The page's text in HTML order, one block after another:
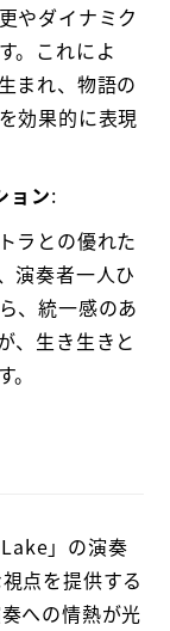
やダイナミク
。これによ
まれ、物語の
効果的に表現
ョン:
ラとの優れた
演奏者一人ひ
、統一感のあ
、生き生きと
」の演奏
点を提供する
への情熱が光